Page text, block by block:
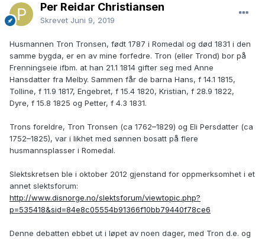
Per Reidar Christiansen
Skrevet Juni 9, 2019
Husmannen Tron Tronsen, født 1787 i Romedal og død 1831 i den
samme bygda, er en av mine forfedre. Tron (eller Trond) bor på
Frenningseie ifbm. at han 21.1 1814 gifter seg med Anne
Hansdatter fra Melby. Sammen får de barna Hans, f 14.1 1815,
Tolline, f 11.9 1817, Engebret, f 15.4 1820, Kristian, f 28.9 1822,
Dyre, f 15.8 1825 og Petter, f 4.3 1831.
Trons foreldre, Tron Tronsen (ca 1762–1829) og Eli Persdatter (ca
1752–1825), var i likhet med sønnen bosatt på flere
husmannsplasser i Romedal.
Slektskretsen ble i oktober 2012 gjenstand for oppmerksomhet i et
annet slektsforum:
http://www.disnorge.no/slektsforum/viewtopic.php?
p=535418&sid=84e8c05554b91366f10bb79440f78ce6
Denne debatten ebbet ut i løpet av noen dager, med Tron d.e. og